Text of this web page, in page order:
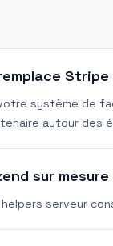
Stripe
système de
autour des
sur mesure
helpers serveur